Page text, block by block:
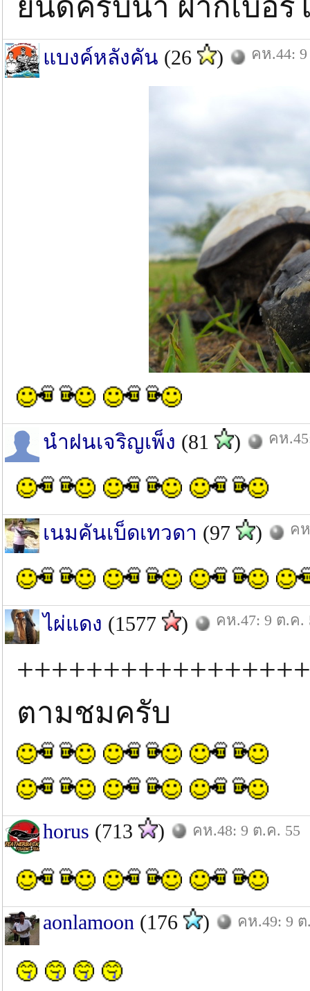
ยีนดีครับน้า ฝากเบอร์
แบงค์หลังคัน (26 ) คห.44:
นำฝนเจริญเพ็ง (81 ) คห
เนมคันเบ็ดเทวดา (97 ) ค
ไผ่แดง (1577 ) คห.47: 9 ต.ค.
ตามชมครับ
horus (713 ) คห.48: 9 ต.ค. 55
aonlamoon (176 ) คห.49: 9